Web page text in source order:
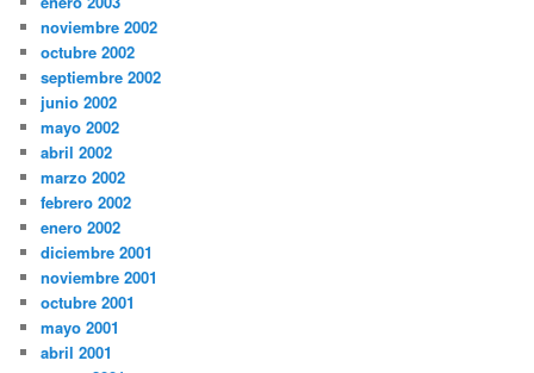
noviembre 2002
octubre 2002
septiembre 2002
junio 2002
mayo 2002
abril 2002
marzo 2002
febrero 2002
enero 2002
diciembre 2001
noviembre 2001
octubre 2001
mayo 2001
abril 2001